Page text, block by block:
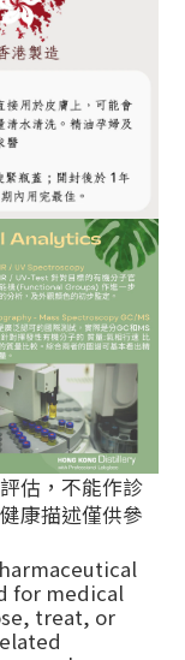
估，不能作診
康描述僅供參
for medical
treat, or